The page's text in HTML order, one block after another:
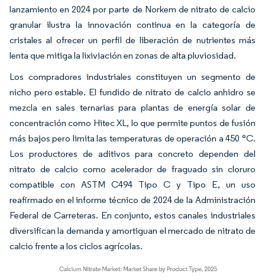
lanzamiento en 2024 por parte de Norkem de nitrato de calcio
granular ilustra la innovación continua en la categoría de
cristales al ofrecer un perfil de liberación de nutrientes más
lenta que mitiga la lixiviación en zonas de alta pluviosidad.
Los compradores industriales constituyen un segmento de
nicho pero estable. El fundido de nitrato de calcio anhidro se
mezcla en sales ternarias para plantas de energía solar de
concentración como Hitec XL, lo que permite puntos de fusión
más bajos pero limita las temperaturas de operación a 450 °C.
Los productores de aditivos para concreto dependen del
nitrato de calcio como acelerador de fraguado sin cloruro
compatible con ASTM C494 Tipo C y Tipo E, un uso
reafirmado en el informe técnico de 2024 de la Administración
Federal de Carreteras. En conjunto, estos canales industriales
diversifican la demanda y amortiguan el mercado de nitrato de
calcio frente a los ciclos agrícolas.